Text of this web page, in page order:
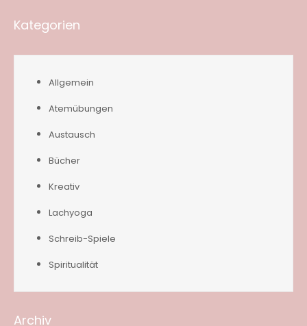
Kategorien
Allgemein
Atemübungen
Austausch
Bücher
Kreativ
Lachyoga
Schreib-Spiele
Spiritualität
Archiv